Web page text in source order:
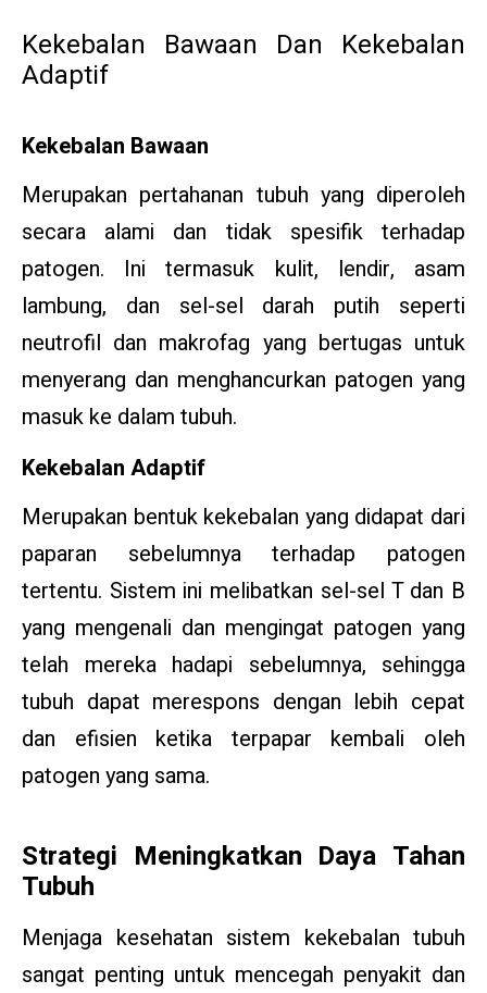
Kekebalan Bawaan Dan Kekebalan
Adaptif
Kekebalan Bawaan
Merupakan pertahanan tubuh yang diperoleh
secara alami dan tidak spesifik terhadap
patogen. Ini termasuk kulit, lendir, asam
lambung, dan sel-sel darah putih seperti
neutrofil dan makrofag yang bertugas untuk
menyerang dan menghancurkan patogen yang
masuk ke dalam tubuh.
Kekebalan Adaptif
Merupakan bentuk kekebalan yang didapat dari
paparan sebelumnya terhadap patogen
tertentu. Sistem ini melibatkan sel-sel T dan B
yang mengenali dan mengingat patogen yang
telah mereka hadapi sebelumnya, sehingga
tubuh dapat merespons dengan lebih cepat
dan efisien ketika terpapar kembali oleh
patogen yang sama.
Strategi Meningkatkan Daya Tahan
Tubuh
Menjaga kesehatan sistem kekebalan tubuh
sangat penting untuk mencegah penyakit dan